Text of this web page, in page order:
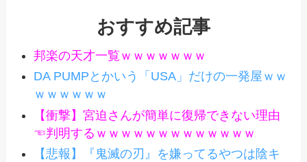
おすすめ記事
邦楽の天才一覧ｗｗｗｗｗｗｗ
DA PUMPとかいう「USA」だけの一発屋ｗｗ
ｗｗｗｗｗｗ
【衝撃】宮迫さんが簡単に復帰できない理由
☜判明するｗｗｗｗｗｗｗｗｗｗｗｗｗ
【悲報】『鬼滅の刃』を嫌ってるやつは陰キ